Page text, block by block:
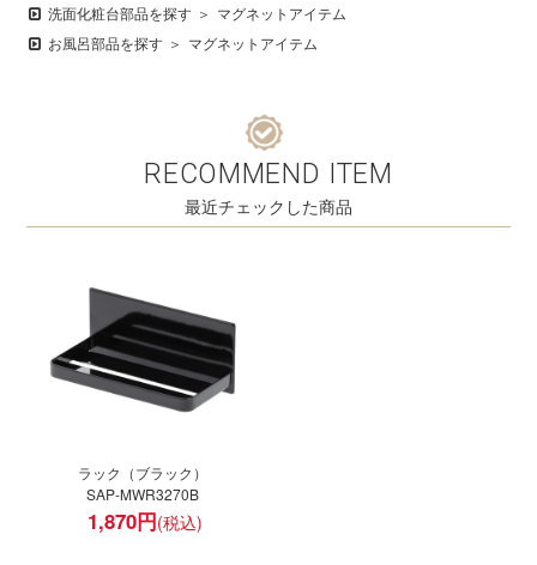
洗面化粧台部品を探す
マグネットアイテム
お風呂部品を探す
マグネットアイテム
RECOMMEND ITEM
最近チェックした商品
ラック（ブラック）
SAP-MWR3270B
1,870円